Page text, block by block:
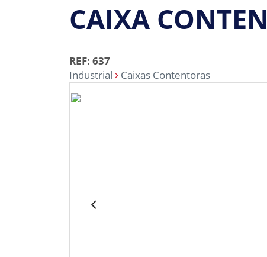
CAIXA
REF: 637
Industrial
Caixas Contentoras